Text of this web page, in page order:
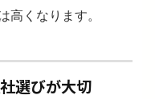
高くなります。
選びが大切